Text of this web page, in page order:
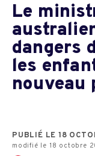
Le
dangers
les
nouveau
PUBLIÉ LE 18
modifié le 18 octobre